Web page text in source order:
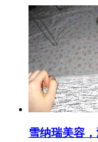
雪纳瑞美容